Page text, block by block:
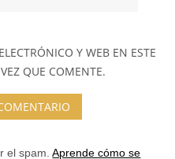
Y WEB EN ESTE
QUE COMENTE.
el spam.Aprende cómo se